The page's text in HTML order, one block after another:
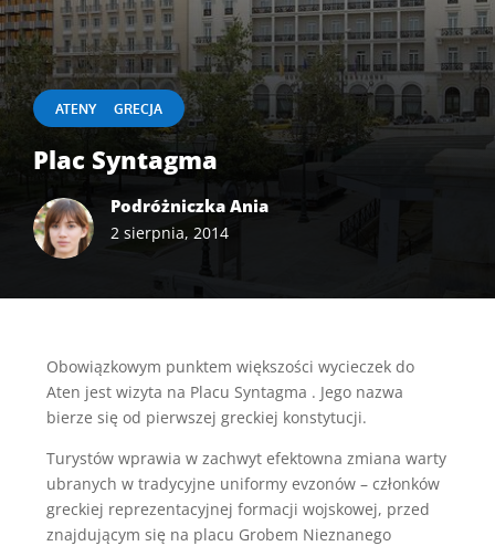
ATENY| GRECJA
Plac Syntagma
Podróżniczka Ania
2 sierpnia, 2014
Obowiązkowym punktem większości wycieczek do
Aten jest wizyta na Placu Syntagma . Jego nazwa
bierze się od pierwszej greckiej konstytucji.
Turystów wprawia w zachwyt efektowna zmiana warty
ubranych w tradycyjne uniformy evzonów – członków
greckiej reprezentacyjnej formacji wojskowej, przed
znajdującym się na placu Grobem Nieznanego